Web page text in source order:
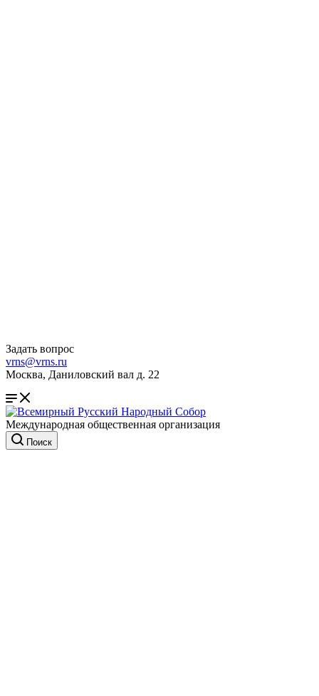
Задать вопрос
vrns@vrns.ru
Москва, Даниловский вал д. 22
Международная общественная организация
Поиск